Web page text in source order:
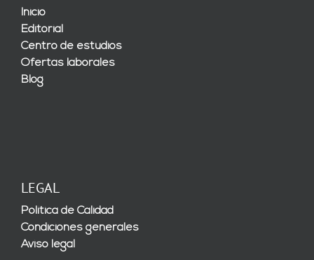
Inicio
Editorial
Centro de estudios
Ofertas laborales
Blog
LEGAL
Política de Calidad
Condiciones generales
Aviso legal